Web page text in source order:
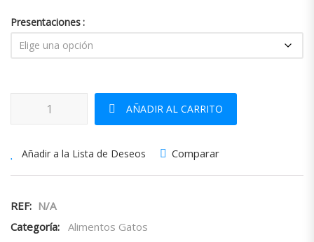
Presentaciones
Advance Cat Urinary cantidad
AÑADIR AL CARRITO
Añadir a la Lista de Deseos Comparar
REF: N/A
Categoría: Alimentos Gatos